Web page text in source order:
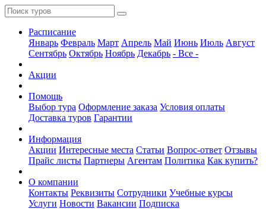
Расписание
Январь Февраль Март Апрель Май Июнь Июль Август
Сентябрь Октябрь Ноябрь Декабрь - Все -
Акции
Помощь
Выбор тура Оформление заказа Условия оплаты
Доставка туров Гарантии
Информация
Акции Интересные места Статьи Вопрос-ответ Отзывы
Прайс листы Партнеры Агентам Политика Как купить?
О компании
Контакты Реквизиты Сотрудники Учебные курсы
Услуги Новости Вакансии Подписка